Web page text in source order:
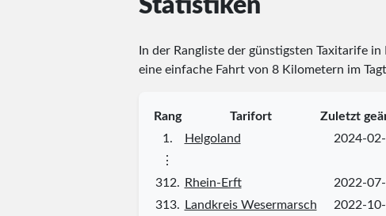
Statistiken
In der Rangliste der günstigsten Taxitarife
eine einfache Fahrt von 8 Kilometern im
Rang Tarifort Zuletzt
1.
Helgoland 2024-
⋮
312.
Rhein-Erft 2022-07-
313.
Landkreis Wesermarsch 2022-10-